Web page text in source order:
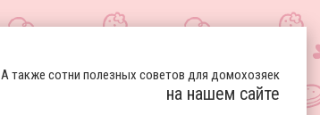
А также сотни полезных советов для домохозяек
на нашем сайте